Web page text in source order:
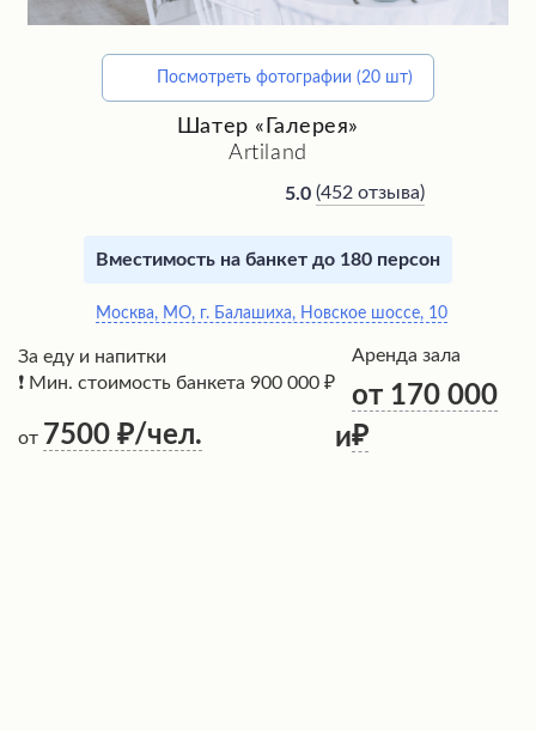
Подберите мне зал
Посмотреть фотографии (20 шт)
Шатер «Галерея»
Artiland
5.0 (452 отзыва)
Вместимость на банкет до 180 персон
Москва, МО, г. Балашиха, Новское шоссе, 10
За еду и напитки
❗ Мин. стоимость банкета 900 000 ₽
от 7500 /чел. и
Аренда зала
от 170 000